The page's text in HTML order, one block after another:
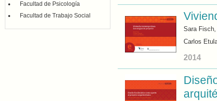
Facultad de Psicología
Facultad de Trabajo Social
Sara
Carlos
2014